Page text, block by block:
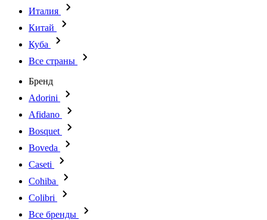
Италия
Китай
Куба
Все страны
Бренд
Adorini
Afidano
Bosquet
Boveda
Caseti
Cohiba
Colibri
Все бренды